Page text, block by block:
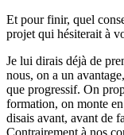
Et pour finir, quel
projet qui hésiterait à
Je lui dirais déjà de
nous, on a un
que progressif. On
formation, on monte
disais avant, avant de
Contrairement à nos